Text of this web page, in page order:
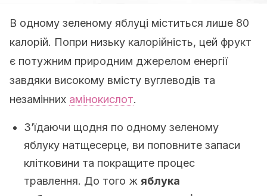
В одному зеленому яблуці міститься лише 80
калорій. Попри низьку калорійність, цей фрукт
є потужним природним джерелом енергії
завдяки високому вмісту вуглеводів та
незамінних амінокислот.
З’їдаючи щодня по одному зеленому
яблуку натщесерце, ви поповните запаси
клітковини та покращите процес
травлення. До того ж яблука